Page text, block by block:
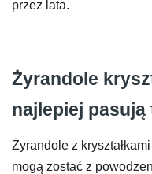
przez lata.
Żyrandole
najlepiej
Żyrandole z
mogą zostać z